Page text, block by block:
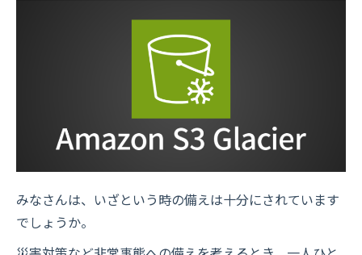
みなさんは、いざという時の備えは十分にされています
でしょうか。